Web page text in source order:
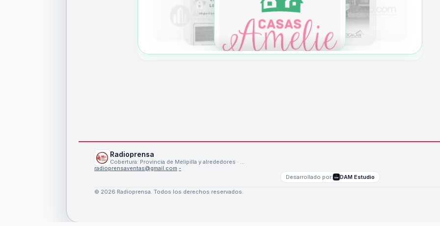
Radioprensa
Cobertura: Provincia de Melipilla y alrededores · …
radioprensaventas@gmail.com·-
Desarrollado por:
DAM Estudio
© 2026 Radioprensa. Todos los derechos reservados.